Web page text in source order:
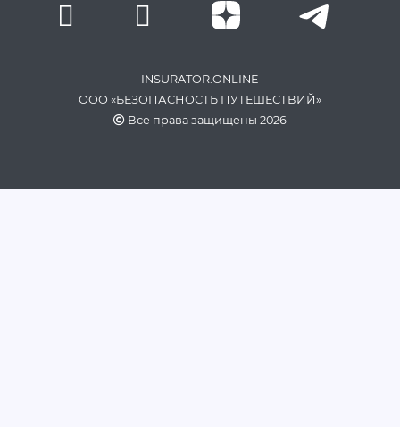
INSURATOR.ONLINE
ООО «БЕЗОПАСНОСТЬ ПУТЕШЕСТВИЙ»
Все права защищены 2026